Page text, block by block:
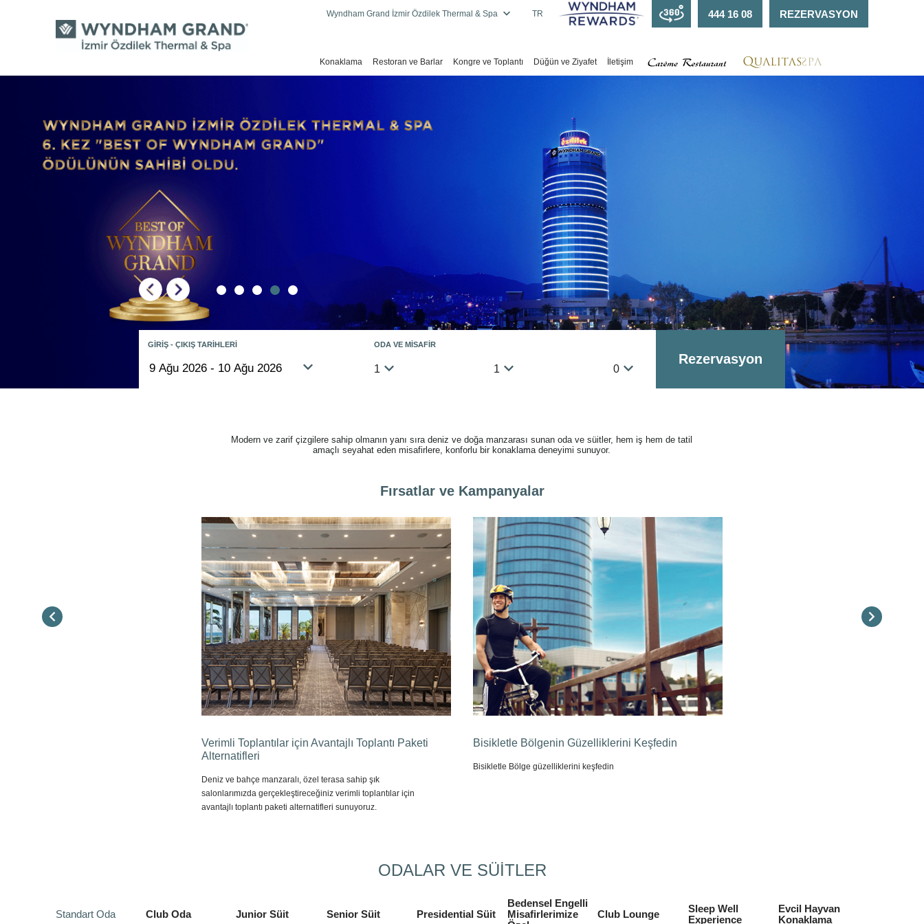
Wyndham Grand İzmir Özdilek Thermal & Spa TR 444 16 08 REZERVASYON
Konaklama Restoran ve Barlar Kongre ve Toplantı Düğün ve Ziyafet İletişim
GİRİŞ - ÇIKIŞ TARİHLERİ ODA VE MİSAFİR
1 1 0
Rezervasyon
Modern ve zarif çizgilere sahip olmanın yanı sıra deniz ve doğa manzarası sunan oda ve süitler, hem iş hem de tatil
amaçlı seyahat eden misafirlere, konforlu bir konaklama deneyimi sunuyor.
Fırsatlar ve Kampanyalar
Verimli Toplantılar için Avantajlı Toplantı Paketi
Alternatifleri
Deniz ve bahçe manzaralı, özel terasa sahip şık
salonlarımızda gerçekleştireceğiniz verimli toplantılar için
avantajlı toplantı paketi alternatifleri sunuyoruz.
Bisikletle Bölgenin Güzelliklerini Keşfedin
Bisikletle Bölge güzelliklerini keşfedin
ODALAR VE SÜİTLER
Standart Oda Club Oda Junior Süit Senior Süit Presidential Süit
Bedensel Engelli
Misafirlerimize
Club Lounge
Sleep Well
Experience
Evcil Hayvan
Konaklama